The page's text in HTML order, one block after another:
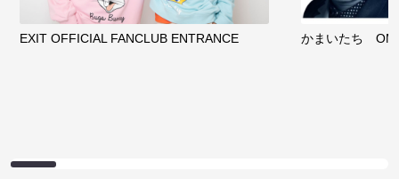
EXIT OFFICIAL FANCLUB ENTRANCE かまいたち